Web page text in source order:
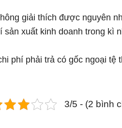
giải thích được nguyên
xuất kinh doanh trong kì
phí phải trả có gốc ngoại tệ
3/5 - (2 bình